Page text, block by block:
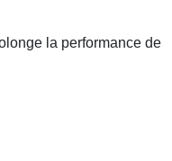
la performance de